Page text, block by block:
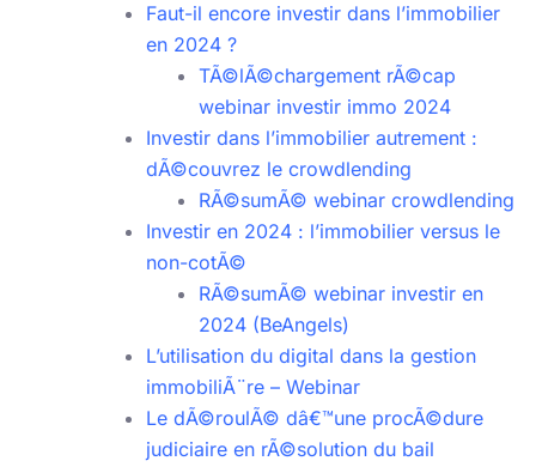
Faut-il encore investir dans l’immobilier
en 2024 ?
TÃ©lÃ©chargement rÃ©cap
webinar investir immo 2024
Investir dans l’immobilier autrement :
dÃ©couvrez le crowdlending
RÃ©sumÃ© webinar crowdlending
Investir en 2024 : l’immobilier versus le
non-cotÃ©
RÃ©sumÃ© webinar investir en
2024 (BeAngels)
L’utilisation du digital dans la gestion
immobiliÃ¨re – Webinar
Le dÃ©roulÃ© dâ€™une procÃ©dure
judiciaire en rÃ©solution du bail